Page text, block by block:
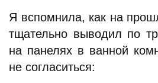
Я вспомнила, как на
тщательно выводил по
на панелях в ванной
не согласиться: